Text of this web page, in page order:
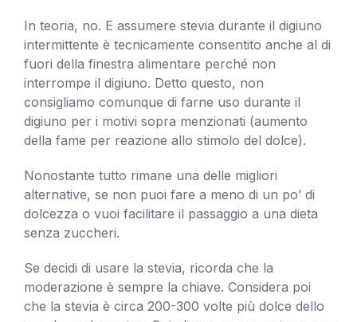
In teoria, no. E assumere stevia durante il digiuno
intermittente è tecnicamente consentito anche al di
fuori della finestra alimentare perché non
interrompe il digiuno. Detto questo, non
consigliamo comunque di farne uso durante il
digiuno per i motivi sopra menzionati (aumento
della fame per reazione allo stimolo del dolce).
Nonostante tutto rimane una delle migliori
alternative, se non puoi fare a meno di un po’ di
dolcezza o vuoi facilitare il passaggio a una dieta
senza zuccheri.
Se decidi di usare la stevia, ricorda che la
moderazione è sempre la chiave. Considera poi
che la stevia è circa 200-300 volte più dolce dello